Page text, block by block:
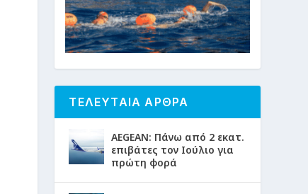
ΤΕΛΕΥΤΑΙΑ ΑΡΘΡΑ
AEGEAN: Πάνω από 2 εκατ.
επιβάτες τον Ιούλιο για
πρώτη φορά